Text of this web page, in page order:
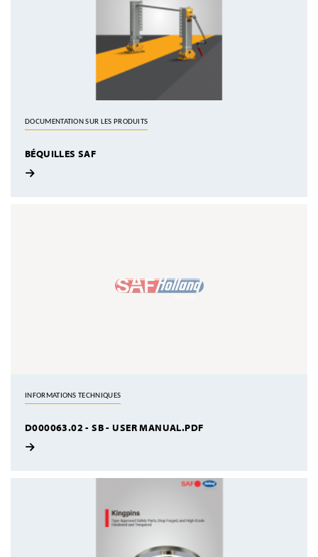
DOCUMENTATION SUR LES PRODUITS
BÉQUILLES SAF
INFORMATIONS TECHNIQUES
D000063.02 - SB - USER MANUAL.PDF